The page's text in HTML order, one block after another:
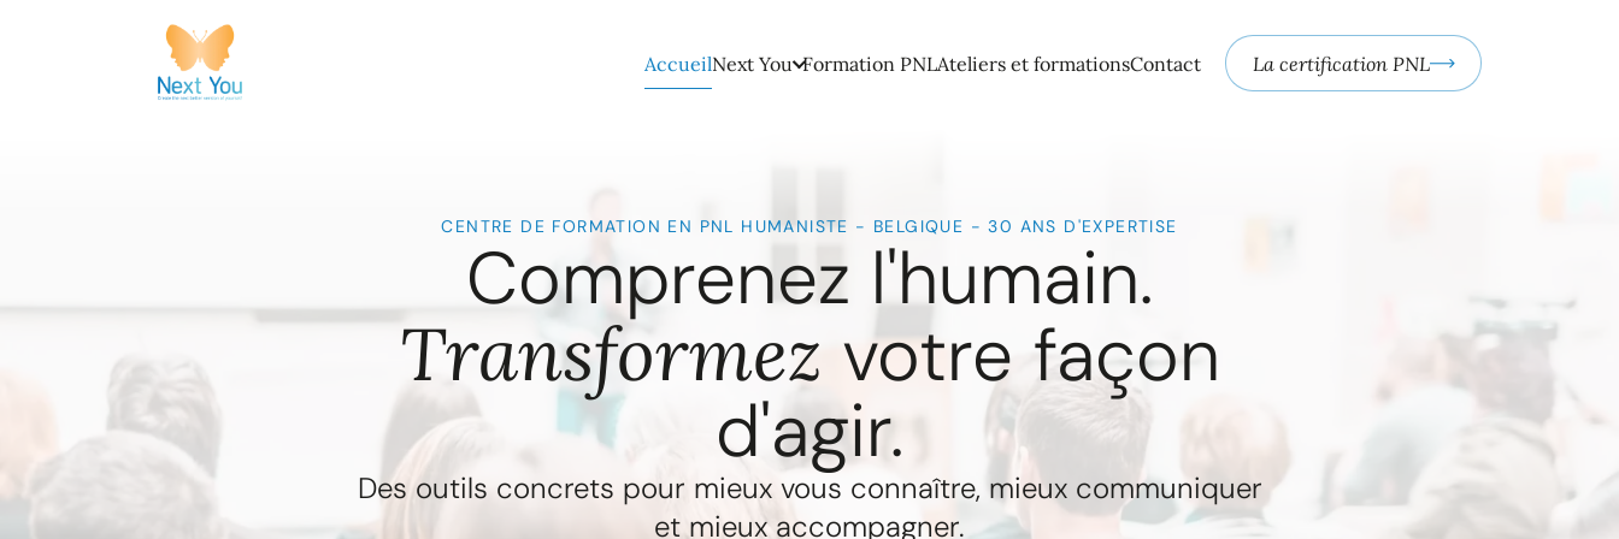
AccueilNext You Formation PNLAteliers et formationsContact La certification PNL
CENTRE DE FORMATION EN PNL HUMANISTE - BELGIQUE - 30 ANS D'EXPERTISE
Comprenez l'humain.
Transformez votre façon
d'agir.
Des outils concrets pour mieux vous connaître, mieux communiquer
et mieux accompagner.